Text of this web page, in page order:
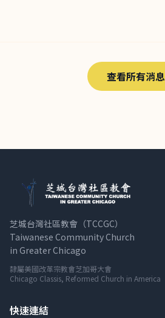
查看所有消息
芝城台灣社區教會（TCCGC）
Taiwanese Community Church
in Greater Chicago
隸屬美國改革宗教會芝加哥大會
Chicago Classis, Reformed Church in America
快速連結